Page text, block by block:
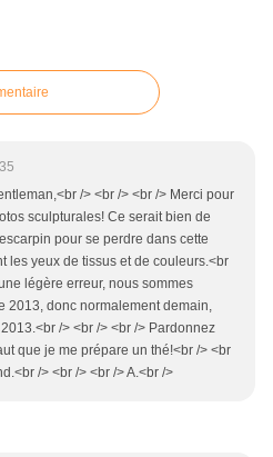
/> <br /> <br /> Merci pour
sculpturales! Ce serait bien de
pour se perdre dans cette
les yeux de tissus et de couleurs.<br
légère erreur, nous sommes
2013, donc normalement demain,
/> <br /> <br /> Pardonnez
que je me prépare un thé!<br /> <br
/> <br /> <br /> A.<br />